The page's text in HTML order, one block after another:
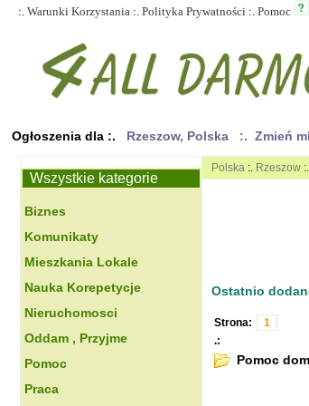
:. Warunki Korzystania :. Polityka Prywatności :. Pomoc
Ogłoszenia dla :. Rzeszow, Polska :. Zmień
Wszystkie kategorie
Biznes
Komunikaty
Mieszkania Lokale
Nauka Korepetycje
Nieruchomosci
Oddam , Przyjme
Pomoc
Praca
Polska :. Rzeszow
Ostatnio
Strona:
1
.:
Pomoc